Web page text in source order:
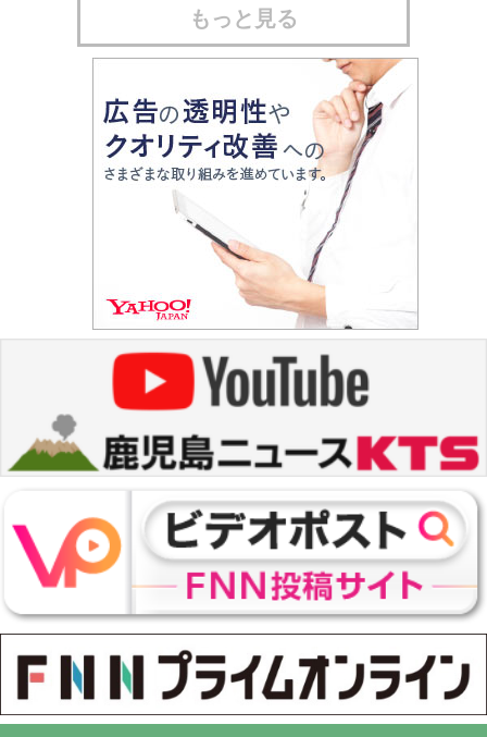
もっと見る